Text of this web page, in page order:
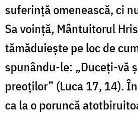
suferinţă omenească, ci
Sa voinţă, Mântuitorul
tămăduieşte pe loc de
spunându-le: „Duceţi-vă
preoţilor” (Luca 17, 14).
ca la o poruncă